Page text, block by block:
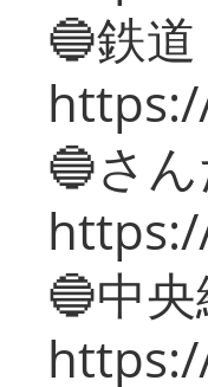
🔵鉄
🔵さ
🔵中